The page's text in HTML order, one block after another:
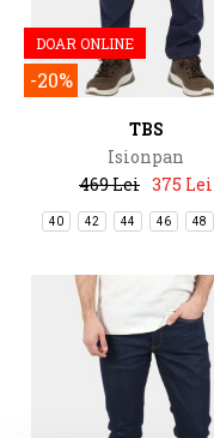
DOAR ONLINE
-20%
TBS
Isionpan
469 Lei 375 Lei
40 42 44 46 48